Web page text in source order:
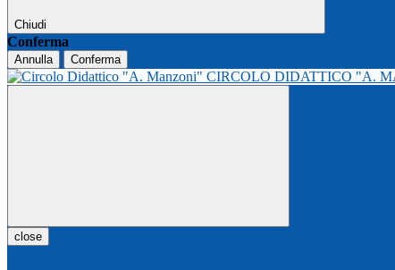
Chiudi
Conferma
Annulla Conferma
CIRCOLO DIDATTICO "A.
close